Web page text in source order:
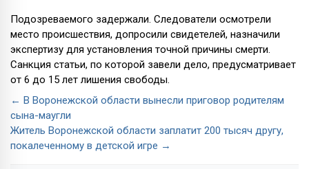
Подозреваемого задержали. Следователи осмотрели
место происшествия, допросили свидетелей, назначили
экспертизу для установления точной причины смерти.
Санкция статьи, по которой завели дело, предусматривает
от 6 до 15 лет лишения свободы.
← В Воронежской области вынесли приговор родителям
сына-маугли
Житель Воронежской области заплатит 200 тысяч другу,
покалеченному в детской игре →